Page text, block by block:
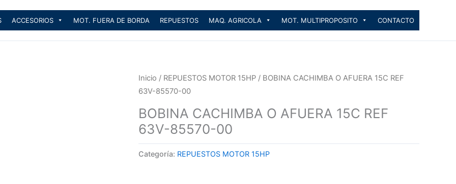
ACCESORIOS MOT. FUERA DE BORDA REPUESTOS MAQ. AGRICOLA MOT. MULTIPROPOSITO CONTACTO
Inicio / REPUESTOS MOTOR 15HP / BOBINA CACHIMBA O AFUERA 15C REF
63V-85570-00
BOBINA CACHIMBA O AFUERA 15C REF
63V-85570-00
Categoría: REPUESTOS MOTOR 15HP